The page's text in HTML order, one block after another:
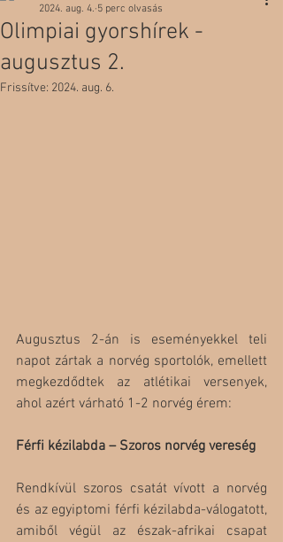
Olimpiai gyorshírek -
augusztus 2.
2024. aug. 4. 5 perc olvasás
Frissítve: 2024. aug. 6.
Augusztus 2-án is eseményekkel teli
napot zártak a norvég sportolók, emellett
megkezdődtek az atlétikai versenyek,
ahol azért várható 1-2 norvég érem:
Férfi kézilabda – Szoros norvég vereség
Rendkívül szoros csatát vívott a norvég
és az egyiptomi férfi kézilabda-válogatott,
amiből végül az észak-afrikai csapat